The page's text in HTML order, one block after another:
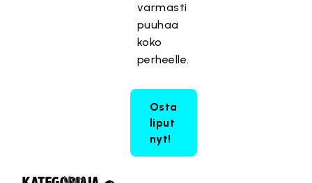
varmasti
puuhaa
koko
perheelle.
Osta
liput
nyt!
Uuti